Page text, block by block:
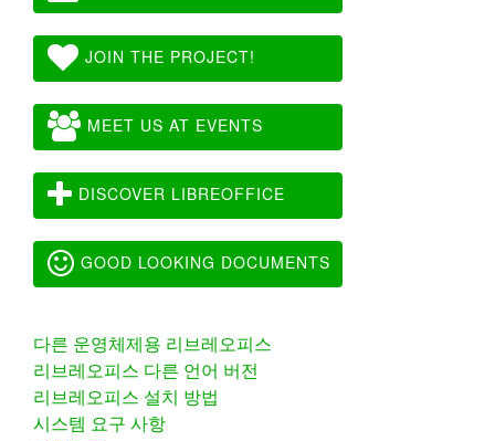
JOIN THE PROJECT!
MEET US AT EVENTS
DISCOVER LIBREOFFICE
GOOD LOOKING DOCUMENTS
다른 운영체제용 리브레오피스
리브레오피스 다른 언어 버전
리브레오피스 설치 방법
시스템 요구 사항